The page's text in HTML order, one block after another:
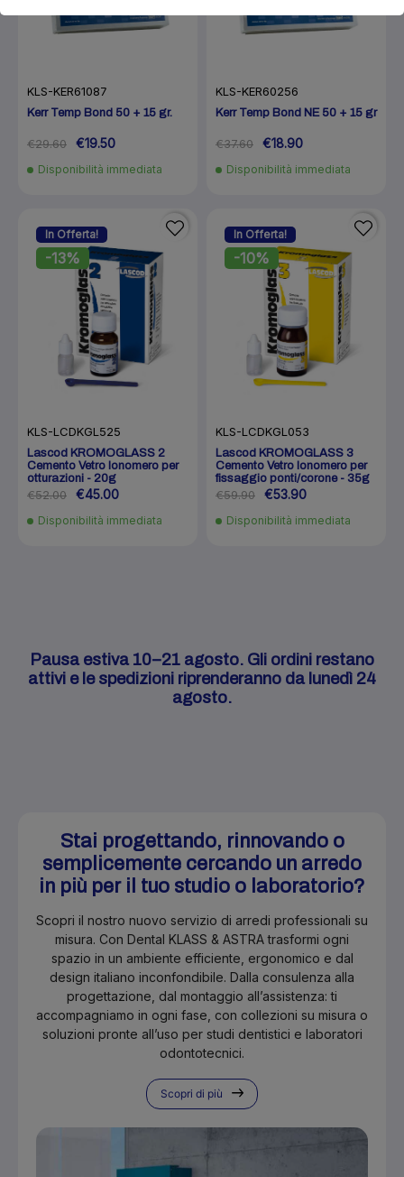
KLS-KER61087
Kerr Temp Bond 50 + 15 gr.
€29.60 €19.50
Disponibilità immediata
KLS-KER60256
Kerr Temp Bond NE 50 + 15 gr
€37.60 €18.90
Disponibilità immediata
In Offerta!
-13%
KLS-LCDKGL525
Lascod KROMOGLASS 2
Cemento Vetro Ionomero per
otturazioni - 20g
€52.00 €45.00
Disponibilità immediata
In Offerta!
-10%
KLS-LCDKGL053
Lascod KROMOGLASS 3
Cemento Vetro Ionomero per
fissaggio ponti/corone - 35g
€59.90 €53.90
Disponibilità immediata
Pausa estiva 10–21 agosto. Gli ordini restano
attivi e le spedizioni riprenderanno da lunedì 24
agosto.
Stai progettando, rinnovando o
semplicemente cercando un arredo
in più per il tuo studio o laboratorio?
Scopri il nostro nuovo servizio di arredi professionali su
misura. Con Dental KLASS & ASTRA trasformi ogni
spazio in un ambiente efficiente, ergonomico e dal
design italiano inconfondibile. Dalla consulenza alla
progettazione, dal montaggio all’assistenza: ti
accompagniamo in ogni fase, con collezioni su misura o
soluzioni pronte all’uso per studi dentistici e laboratori
odontotecnici.
Scopri di più